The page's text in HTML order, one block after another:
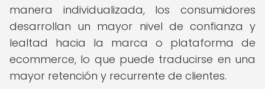
manera individualizada, los consumidores
desarrollan un mayor nivel de confianza y
lealtad hacia la marca o plataforma de
ecommerce, lo que puede traducirse en una
mayor retención y recurrente de clientes.